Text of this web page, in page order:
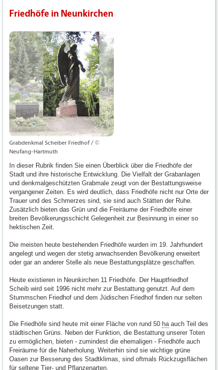
Friedhöfe in Neunkirchen
Grabdenkmal Scheiber Friedhof / ©
Neufang-Hartmuth
In dieser Rubrik finden Sie einen Überblick über die Friedhöfe der
Stadt und ihre historische Entwicklung. Die Vielfalt der Grabanlagen
und denkmalgeschützten Grabmale zeugt von der Bestattungsweise
vergangener Zeiten. Es wird deutlich, dass Friedhöfe nicht nur Orte der
Trauer und des Schmerzes sind, sie sind auch Stätten der Ruhe.
Zusätzlich bieten das Grün und die Freiräume der Friedhöfe einer
breiten Bevölkerungsschicht Gelegenheit zur Besinnung in einer so
hektischen Zeit.
Die meisten heute bestehenden Friedhöfe wurden im 19. Jahrhundert
angelegt und wegen der stetig anwachsenden Bevölkerung erweitert
oder gar an anderer Stelle als neue Bestattungsplätze geschaffen.
Heute existieren in Neunkirchen 11 Friedhöfe. Der Hauptfriedhof
Scheib wird seit 1996 nicht mehr zur Bestattung genutzt. Auf dem
Stummschen Friedhof und dem Jüdischen Friedhof finden nur selten
Beisetzungen statt.
Die Friedhöfe sind heute mit einer Fläche von rund 50 ha auch Teil des
städtischen Grüns. Neben der Funktion, die Bestattung unserer Toten
zu ermöglichen, bieten - zumindest die ehemaligen - Friedhöfe auch
Freiräume für die Naherholung. Weiterhin sind sie wichtige grüne
Oasen zur Besserung des Stadtklimas, sind oftmals Rückzugsflächen
für seltene Tier- und Pflanzenarten.